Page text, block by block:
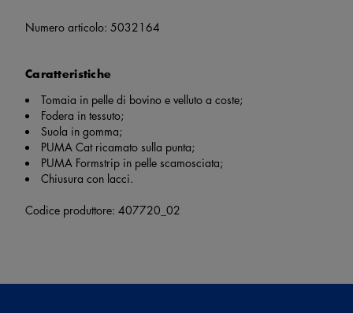
Numero articolo: 5032164
Caratteristiche
Tomaia in pelle di bovino e velluto a coste;
Fodera in tessuto;
Suola in gomma;
PUMA Cat ricamato sulla punta;
PUMA Formstrip in pelle scamosciata;
Chiusura con lacci.
Codice produttore: 407720_02